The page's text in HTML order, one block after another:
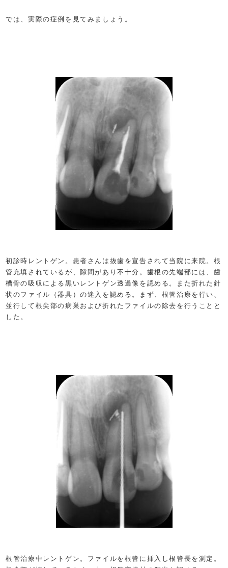
では、実際の症例を見てみましょう。
初診時レントゲン。患者さんは抜歯を宣告されて当院に来院。根
管充填されているが、隙間があり不十分。歯根の先端部には、歯
槽骨の吸収による黒いレントゲン透過像を認める。また折れた針
状のファイル（器具）の迷入を認める。まず、根管治療を行い、
並行して根尖部の病巣および折れたファイルの除去を行うことと
した。
根管治療中レントゲン。ファイルを根管に挿入し根管長を測定。